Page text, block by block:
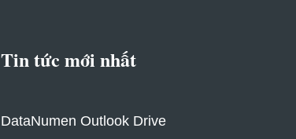
Tin tức mới nhất
DataNumen Outlook Drive